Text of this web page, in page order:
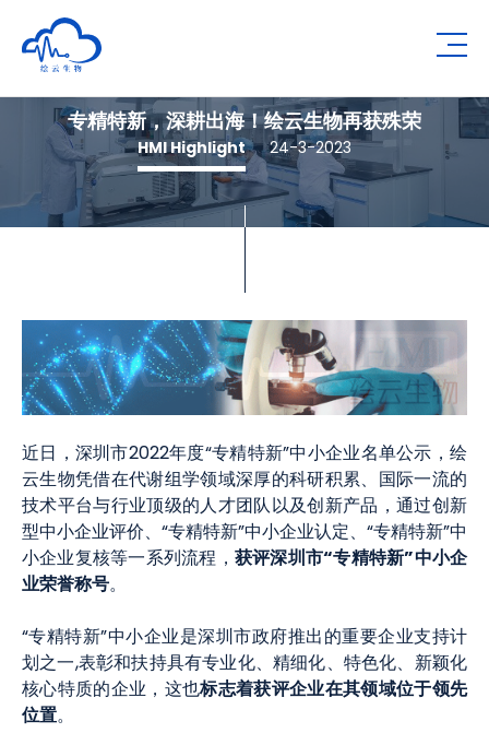
Human Metabolomics Institute
专精特新，深耕出海！绘云生物再获殊荣
HMI Highlight 24-3-2023
近日，深圳市2022年度“专精特新”中小企业名单公示，绘
云生物凭借在代谢组学领域深厚的科研积累、国际一流的
技术平台与行业顶级的人才团队以及创新产品，通过创新
型中小企业评价、“专精特新”中小企业认定、“专精特新”中
小企业复核等一系列流程， 获评深圳市“专精特新”中小企
业荣誉称号。
“专精特新”中小企业是深圳市政府推出的重要企业支持计
划之一,表彰和扶持具有专业化、精细化、特色化、新颖化
核心特质的企业，这也标志着获评企业在其领域位于领先
位置。